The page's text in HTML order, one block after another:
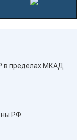
в пределах МКАД
РФ